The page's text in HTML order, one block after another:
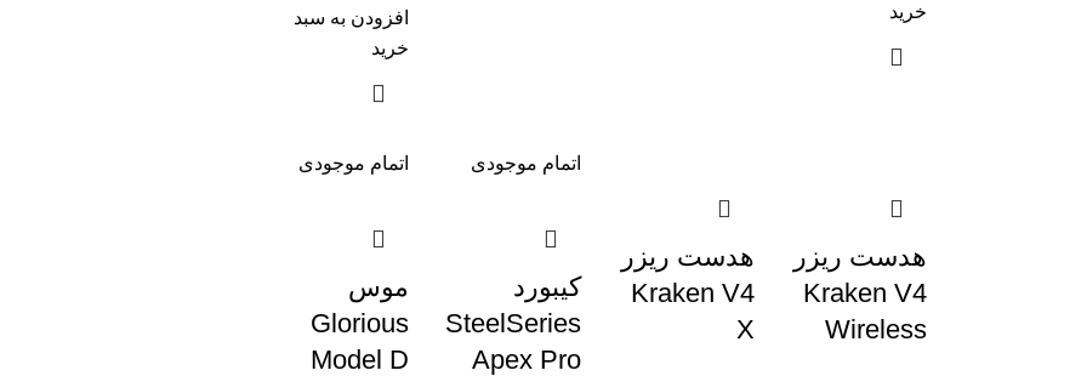
خرید
افزودن به سبد
خرید
هدست ریزر
Kraken V4
Wireless
هدست ریزر
Kraken V4
X
اتمام موجودی
کیبورد
SteelSeries
Apex Pro
اتمام موجودی
موس
Glorious
Model D